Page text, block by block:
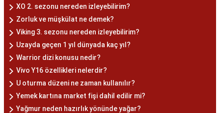
XO 2. sezonu nereden izleyebilirim?
Zorluk ve müşkülat ne demek?
Viking 3. sezonu nereden izleyebilirim?
Uzayda geçen 1 yıl dünyada kaç yıl?
Warrior dizi konusu nedir?
Vivo Y16 özellikleri nelerdir?
U oturma düzeni ne zaman kullanılır?
Yemek kartına market fişi dahil edilir mi?
Yağmur neden hazırlık yönünde yağar?